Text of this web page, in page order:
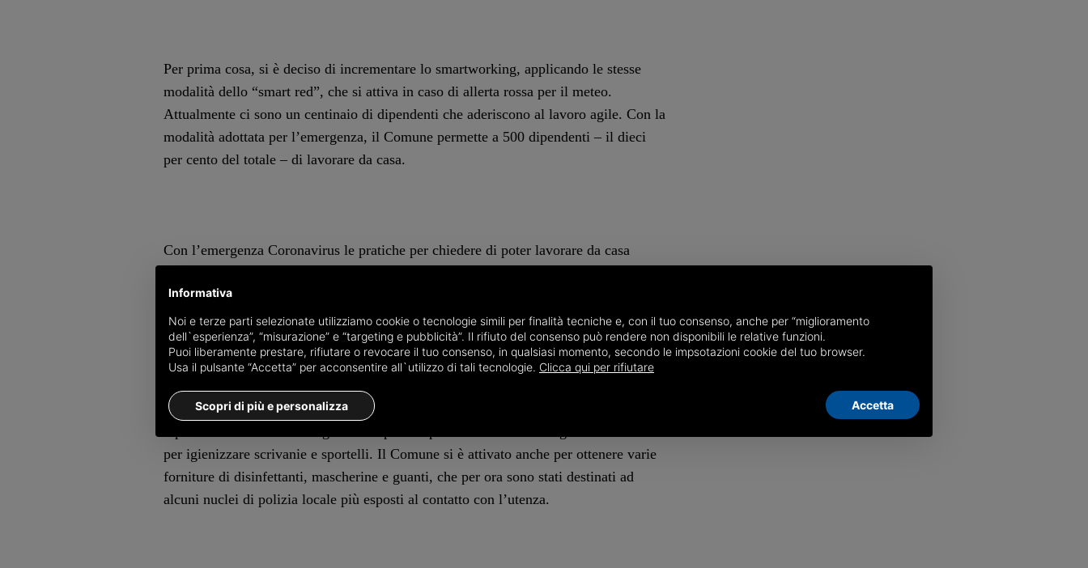
Per prima cosa, si è deciso di incrementare lo smartworking, applicando le stesse
modalità dello “smart red”, che si attiva in caso di allerta rossa per il meteo.
Attualmente ci sono un centinaio di dipendenti che aderiscono al lavoro agile. Con la
modalità adottata per l’emergenza, il Comune permette a 500 dipendenti – il dieci
per cento del totale – di lavorare da casa.
Con l’emergenza Coronavirus le pratiche per chiedere di poter lavorare da casa
priorità per lo smartworking i dipendenti che, per raggiungere la sede di lavoro,
devono effettuare lunghi spostamenti.
Agli sportelli delle anagrafi sono stati collocati dispenser di disinfettanti e ai
per igienizzare scrivanie e sportelli. Il Comune si è attivato anche per ottenere varie
forniture di disinfettanti, mascherine e guanti, che per ora sono stati destinati ad
alcuni nuclei di polizia locale più esposti al contatto con l’utenza.
Informativa
Noi e terze parti selezionate utilizziamo cookie o tecnologie simili per finalità tecniche e, con il tuo consenso, anche per “miglioramento
dell`esperienza”, “misurazione” e “targeting e pubblicità”. Il rifiuto del consenso può rendere non disponibili le relative funzioni.
Puoi liberamente prestare, rifiutare o revocare il tuo consenso, in qualsiasi momento, secondo le impsotazioni cookie del tuo browser.
Usa il pulsante “Accetta” per acconsentire all`utilizzo di tali tecnologie. Clicca qui per rifiutare
Scopri di più e personalizza Accetta